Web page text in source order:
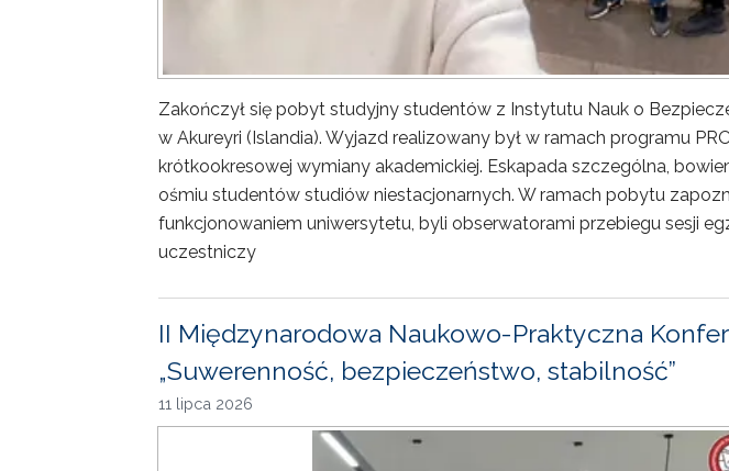
Zakończył się pobyt studyjny studentów z Instytutu Nauk o
w Akureyri (Islandia). Wyjazd realizowany był w ramach programu
krótkookresowej wymiany akademickiej. Eskapada szczególna,
ośmiu studentów studiów niestacjonarnych. W ramach pobytu
funkcjonowaniem uniwersytetu, byli obserwatorami przebiegu sesji
uczestniczy
II Międzynarodowa Naukowo-Praktyczna
„Suwerenność, bezpieczeństwo, stabilność”
11 lipca 2026